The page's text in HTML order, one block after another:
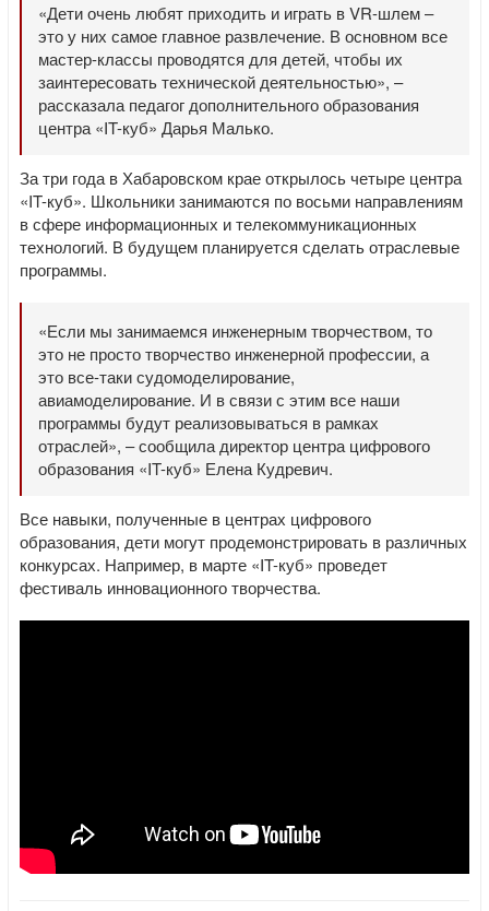
«Дети очень любят приходить и играть в VR-шлем –
это у них самое главное развлечение. В основном все
мастер-классы проводятся для детей, чтобы их
заинтересовать технической деятельностью», –
рассказала педагог дополнительного образования
центра «IT-куб» Дарья Малько.
За три года в Хабаровском крае открылось четыре центра
«IT-куб». Школьники занимаются по восьми направлениям
в сфере информационных и телекоммуникационных
технологий. В будущем планируется сделать отраслевые
программы.
«Если мы занимаемся инженерным творчеством, то
это не просто творчество инженерной профессии, а
это все-таки судомоделирование,
авиамоделирование. И в связи с этим все наши
программы будут реализовываться в рамках
отраслей», – сообщила директор центра цифрового
образования «IT-куб» Елена Кудревич.
Все навыки, полученные в центрах цифрового
образования, дети могут продемонстрировать в различных
конкурсах. Например, в марте «IT-куб» проведет
фестиваль инновационного творчества.